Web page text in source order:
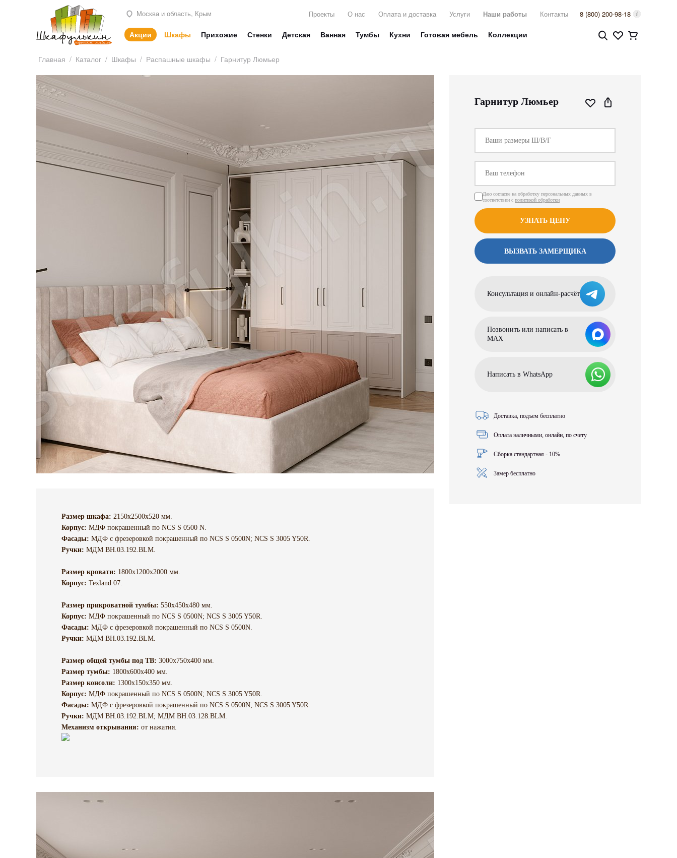
Москва и область, Крым Проекты О нас Оплата и доставка Услуги Наши работы Контакты 8 (800) 200-98-18
Акции Шкафы Прихожие Стенки Детская Ванная Тумбы Кухни Готовая мебель Коллекции
Главная / Каталог / Шкафы / Распашные шкафы / Гарнитур Люмьер
Размер шкафа: 2150х2500х520 мм.
Корпус: МДФ покрашенный по NCS S 0500 N.
Фасады: МДФ с фрезеровкой покрашенный по NCS S 0500N; NCS S 3005 Y50R.
Ручки: МДМ BH.03.192.BLM.
Размер кровати: 1800х1200х2000 мм.
Корпус: Texland 07.
Размер прикроватной тумбы: 550х450х480 мм.
Корпус: МДФ покрашенный по NCS S 0500N; NCS S 3005 Y50R.
Фасады: МДФ с фрезеровкой покрашенный по NCS S 0500N.
Ручки: МДМ BH.03.192.BLM.
Размер общей тумбы под ТВ: 3000х750х400 мм.
Размер тумбы: 1800х600х400 мм.
Размер консоли: 1300х150х350 мм.
Корпус: МДФ покрашенный по NCS S 0500N; NCS S 3005 Y50R.
Фасады: МДФ с фрезеровкой покрашенный по NCS S 0500N; NCS S 3005 Y50R.
Ручки: МДМ BH.03.192.BLM; МДМ BH.03.128.BLM.
Механизм открывания: от нажатия.
Гарнитур Люмьер
Даю согласие на обработку персональных данных в
соответствии с политикой обработки
УЗНАТЬ ЦЕНУ
ВЫЗВАТЬ ЗАМЕРЩИКА
Консультация и онлайн-расчёт
Позвонить или написать в
МАХ
Написать в WhatsApp
Доставка, подъем бесплатно
Оплата наличными, онлайн, по счету
Сборка стандартная - 10%
Замер бесплатно